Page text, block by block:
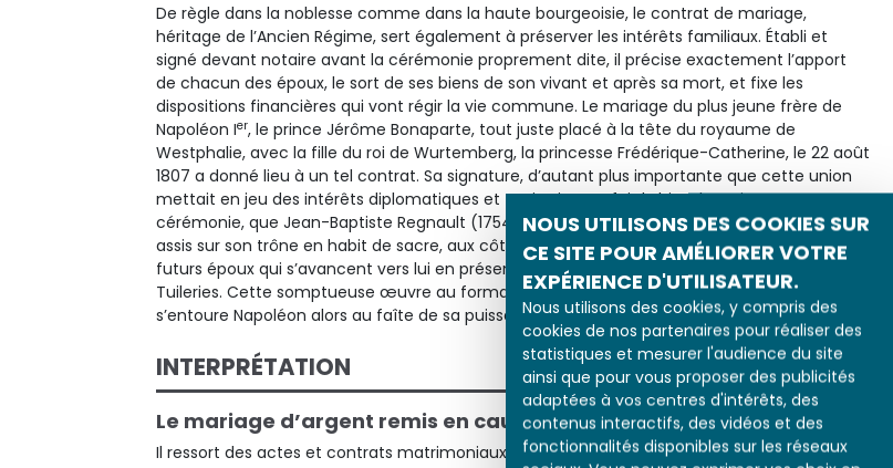
NOUS UTILISONS DES COOKIES SUR
CE SITE POUR AMÉLIORER VOTRE
EXPÉRIENCE D'UTILISATEUR.
Nous utilisons des cookies, y compris des
cookies de nos partenaires pour réaliser des
statistiques et mesurer l'audience du site
ainsi que pour vous proposer des publicités
adaptées à vos centres d'intérêts, des
contenus interactifs, des vidéos et des
fonctionnalités disponibles sur les réseaux
De règle dans la noblesse comme dans la haute bourgeoisie, le contrat de mariage,
héritage de l’Ancien Régime, sert également à préserver les intérêts familiaux. Établi et
signé devant notaire avant la cérémonie proprement dite, il précise exactement l’apport
de chacun des époux, le sort de ses biens de son vivant et après sa mort, et fixe les
dispositions financières qui vont régir la vie commune. Le mariage du plus jeune frère de
Napoléon Ier, le prince Jérôme Bonaparte, tout juste placé à la tête du royaume de
Westphalie, avec la fille du roi de Wurtemberg, la princesse Frédérique-Catherine, le 22 août
1807 a donné lieu à un tel contrat. Sa signature, d’autant plus importante que cette union
mettait en jeu des intérêts diplomatiques et territoriaux, a fait l’objet d’une imposante
cérémonie, que Jean-Baptiste Regnault (1754-1829) a immortalisée en 1810 : l’Empereur
assis sur son trône en habit de sacre, aux côtés de l’impératrice Joséphine, accueille les
futurs époux qui s’avancent vers lui en présence de toute la famille impériale réunie aux
Tuileries. Cette somptueuse œuvre au format monumental illustre bien le faste dont
s’entoure Napoléon alors au faîte de sa puissance.
INTERPRÉTATION
Le mariage d’argent remis en cause
Il ressort des actes et contrats matrimoniaux que, dans la plupart des cas, les classes